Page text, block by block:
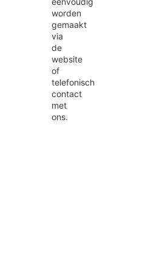
worden
gemaakt
via
de
website
of
telefonisch
contact
met
ons.